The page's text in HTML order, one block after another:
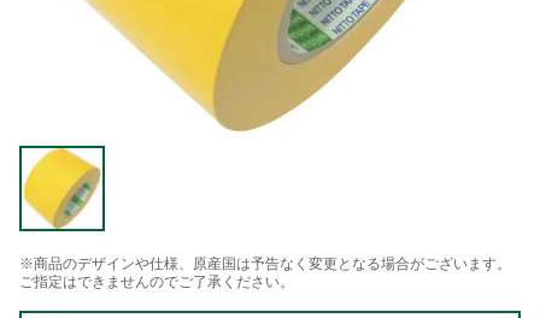
※商品のデザインや仕様、原産国は予告なく変更となる場合がございます。
ご指定はできませんのでご了承ください。